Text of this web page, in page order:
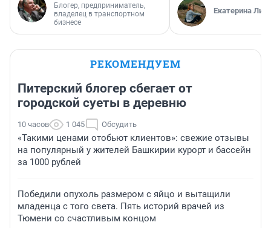
Блогер, предприниматель,
владелец в транспортном
бизнесе
Екатерина
РЕКОМЕНДУЕМ
Питерский блогер сбегает от
городской суеты в деревню
10 часов 1 045 Обсудить
«Такими ценами отобьют клиентов»: свежие отзывы
на популярный у жителей Башкирии курорт и бассейн
за 1000 рублей
Победили опухоль размером с яйцо и вытащили
младенца с того света. Пять историй врачей из
Тюмени со счастливым концом